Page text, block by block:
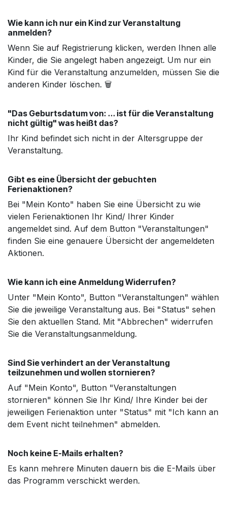
Wie kann ich nur ein Kind zur Veranstaltung
anmelden?
Wenn Sie auf Registrierung klicken, werden Ihnen alle
Kinder, die Sie angelegt haben angezeigt. Um nur ein
Kind für die Veranstaltung anzumelden, müssen Sie die
anderen Kinder löschen. 🗑️
"Das Geburtsdatum von: ... ist für die Veranstaltung
nicht gültig" was heißt das?
Ihr Kind befindet sich nicht in der Altersgruppe der
Veranstaltung.
Gibt es eine Übersicht der gebuchten
Ferienaktionen?
Bei "Mein Konto" haben Sie eine Übersicht zu wie
vielen Ferienaktionen Ihr Kind/ Ihrer Kinder
angemeldet sind. Auf dem Button "Veranstaltungen"
finden Sie eine genauere Übersicht der angemeldeten
Aktionen.
Wie kann ich eine Anmeldung Widerrufen?
Unter "Mein Konto", Button "Veranstaltungen" wählen
Sie die jeweilige Veranstaltung aus. Bei "Status" sehen
Sie den aktuellen Stand. Mit "Abbrechen" widerrufen
Sie die Veranstaltungsanmeldung.
Sind Sie verhindert an der Veranstaltung
teilzunehmen und wollen stornieren?
Auf "Mein Konto", Button "Veranstaltungen
stornieren" können Sie Ihr Kind/ Ihre Kinder bei der
jeweiligen Ferienaktion unter "Status" mit "Ich kann an
dem Event nicht teilnehmen" abmelden.
Noch keine E-Mails erhalten?
Es kann mehrere Minuten dauern bis die E-Mails über
das Programm verschickt werden.